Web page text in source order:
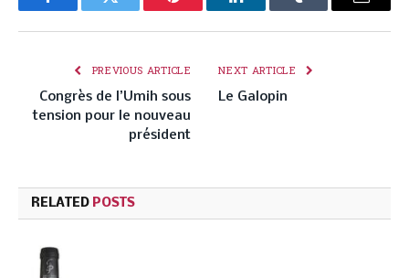
FacebookTwitter Pinterest LinkedInTumblr Email
PREVIOUS ARTICLE
Congrès de l’Umih sous
tension pour le nouveau
président
NEXT ARTICLE
Le Galopin
RELATED POSTS